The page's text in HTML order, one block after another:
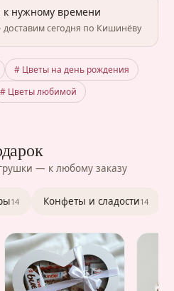
к нужному времени
сегодня по Кишинёву
# Цветы на день рождения
# Цветы любимой
— к любому заказу
14 Конфеты и сладости14